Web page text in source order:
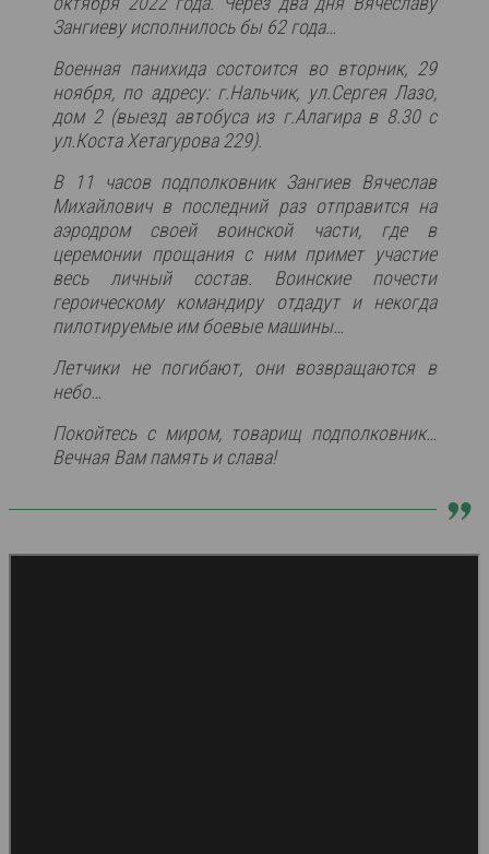
Зангиеву исполнилось бы 62 года…
Военная панихида состоится во вторник, 29
ноября, по адресу: г.Нальчик, ул.Сергея Лазо,
дом 2 (выезд автобуса из г.Алагира в 8.30 с
ул.Коста Хетагурова 229).
В 11 часов подполковник Зангиев Вячеслав
Михайлович в последний раз отправится на
аэродром своей воинской части, где в
церемонии прощания с ним примет участие
весь личный состав. Воинские почести
героическому командиру отдадут и некогда
пилотируемые им боевые машины…
Летчики не погибают, они возвращаются в
небо…
Покойтесь с миром, товарищ подполковник…
Вечная Вам память и слава!